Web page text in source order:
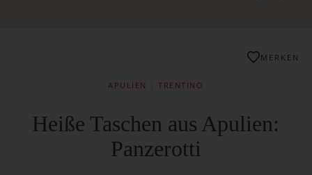
APULIEN |TRENTINO
Heiße Taschen aus Apulien:
Panzerotti
MERKEN